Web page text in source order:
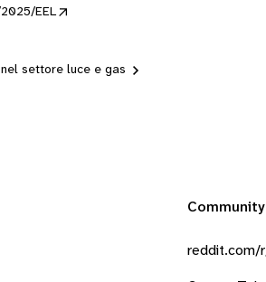
EEL
settore luce e gas
Community
reddit.com/